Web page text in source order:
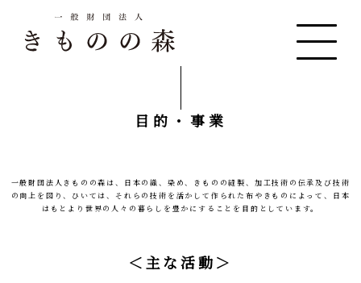
目的・事業
一般財団法人きものの森は、 日本の織、染め、きものの縫製、加工技術の伝承及び技術
の向上を図り、 ひいては、それらの技術を活かして作られた布やきものによって、 日本
はもとより世界の人々の暮らしを豊かにすることを目的としています。
＜主な活動＞